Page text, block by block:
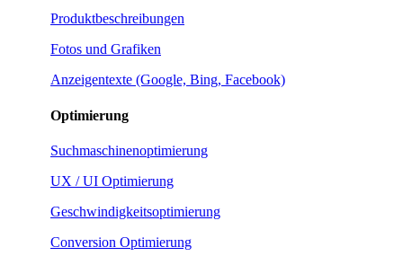
Produktbeschreibungen
Fotos und Grafiken
Anzeigentexte (Google, Bing, Facebook)
Optimierung
Suchmaschinenoptimierung
UX / UI Optimierung
Geschwindigkeitsoptimierung
Conversion Optimierung